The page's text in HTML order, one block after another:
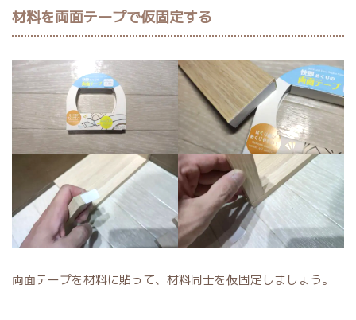
材料を両面テープで仮固定する
両面テープを材料に貼って、材料同士を仮固定しましょう。